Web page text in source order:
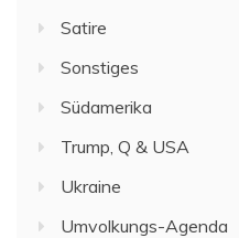
Satire
Sonstiges
Südamerika
Trump, Q & USA
Ukraine
Umvolkungs-Agenda